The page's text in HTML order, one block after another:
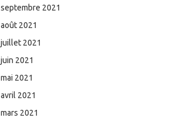
septembre 2021
août 2021
juillet 2021
juin 2021
mai 2021
avril 2021
mars 2021